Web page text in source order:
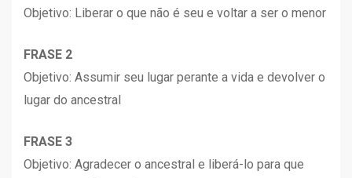
Objetivo: Liberar o que não é seu e voltar a ser o menor
FRASE 2
Objetivo: Assumir seu lugar perante a vida e devolver o
lugar do ancestral
FRASE 3
Objetivo: Agradecer o ancestral e liberá-lo para que